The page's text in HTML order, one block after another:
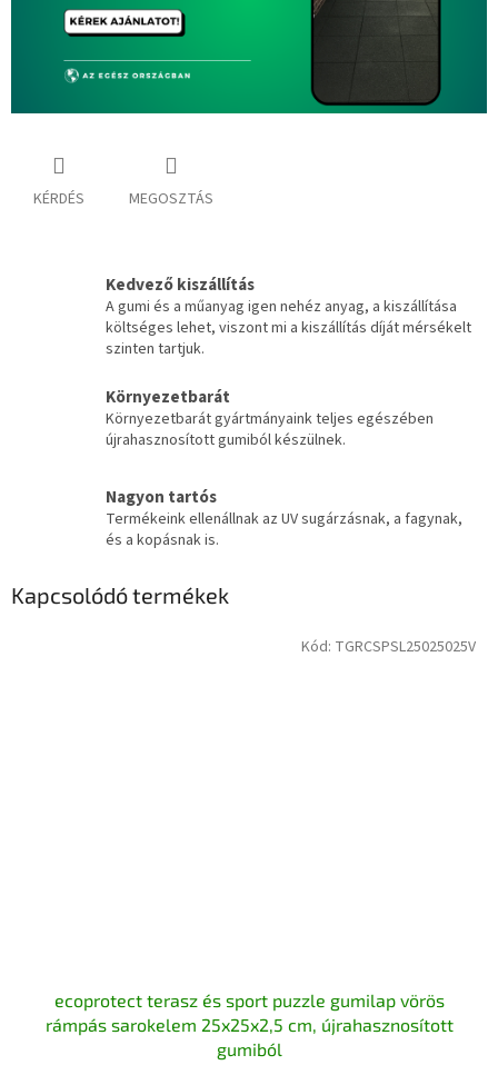
KÉRDÉS MEGOSZTÁS
Kedvező kiszállítás
A gumi és a műanyag igen nehéz anyag, a kiszállítása
költséges lehet, viszont mi a kiszállítás díját mérsékelt
szinten tartjuk.
Környezetbarát
Környezetbarát gyártmányaink teljes egészében
újrahasznosított gumiból készülnek.
Nagyon tartós
Termékeink ellenállnak az UV sugárzásnak, a fagynak,
és a kopásnak is.
Kapcsolódó termékek
ecoprotect terasz és sport puzzle gumilap vörös
rámpás sarokelem 25x25x2,5 cm, újrahasznosított
gumiból
Kód: TGRCSPSL25025025V